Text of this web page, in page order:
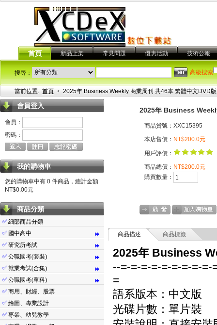
首頁 新品上架 常見問題 優惠活動 技術公報
搜尋： 高級搜索
當前位置: 首頁 > 2025年 Business Weekly 商業周刊 共46本 繁體中文DVD版
會員登入
會員：
密碼：
我的購物車
您的購物車中有 0 件商品，總計金額
NT$0.00元
商品分類
✅細部商品分類
⏩
✅ 國中高中
⏩
✅研究所考試
⏩
✅公職國考(套裝)
⏩
✅就業考試(合集)
⏩
✅公職國考(單科)
✅商用、財經、股票
✅繪圖、專業設計
✅專業、幼兒教學
2025年 Business
商品貨號：XXC15395
本店售價： NT$200.0元
用戶評價：
商品總價： NT$200.0元
購買數量：
商品描述 商品標籤
2025年 Business
--=-=-=-=-=-=-=-=-=-
=
語系版本：中文版
光碟片數：單片裝